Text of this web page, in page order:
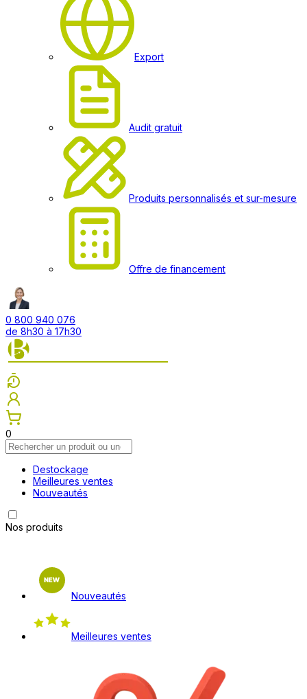
Export
Audit gratuit
Produits personnalisés et sur-mesure
Offre de financement
0 800 940 076
de 8h30 à 17h30
0
Destockage
Meilleures ventes
Nouveautés
Nos produits
Nouveautés
Meilleures ventes